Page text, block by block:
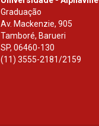
Graduação
Av. Mackenzie, 905
Tamboré, Barueri
SP,06460-130
(11) 3555-2181/2159